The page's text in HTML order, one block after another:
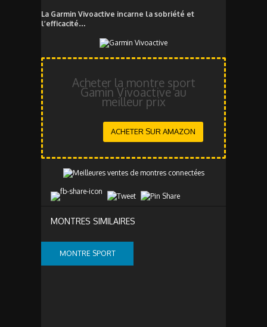
La Garmin Vivoactive incarne la sobriété et
l’efficacité…
Acheter la montre sport
Gamin Vivoactive au
meilleur prix
ACHETER SUR AMAZON
MONTRES SIMILAIRES
MONTRE SPORT